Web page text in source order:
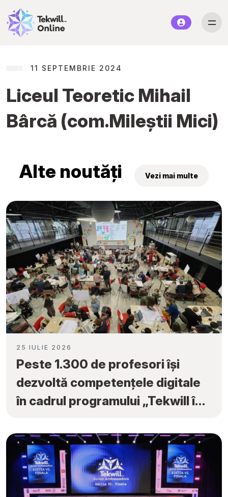
11 SEPTEMBRIE 2024
Liceul Teoretic Mihail
Bârcă (com.Mileștii Mici)
Alte noutăți Vezi mai multe
25 IULIE 2026
Peste 1.300 de profesori își
dezvoltă competențele digitale
în cadrul programului „Tekwill în